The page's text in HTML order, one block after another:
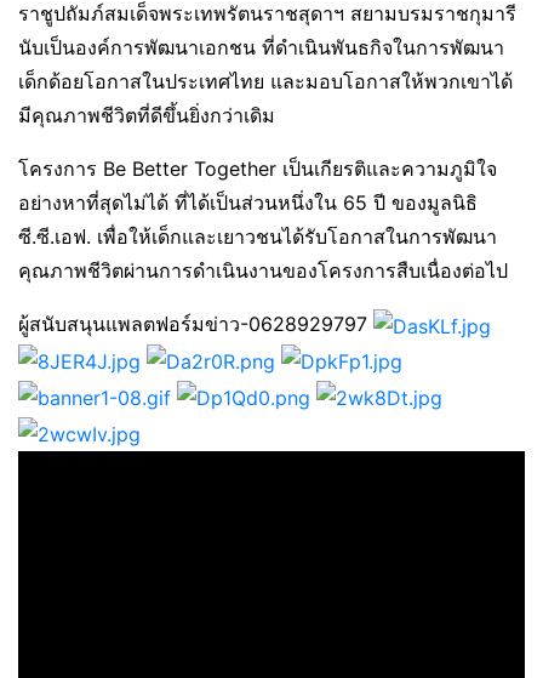
ราชูปถัมภ์สมเด็จพระเทพรัตนราชสุดาฯ สยามบรมราชกุมารี
นับเป็นองค์การพัฒนาเอกชน ที่ดำเนินพันธกิจในการพัฒนา
เด็กด้อยโอกาสในประเทศไทย และมอบโอกาสให้พวกเขาได้
มีคุณภาพชีวิตที่ดีขึ้นยิ่งกว่าเดิม
โครงการ Be Better Together เป็นเกียรติและความภูมิใจ
อย่างหาที่สุดไม่ได้ ที่ได้เป็นส่วนหนึ่งใน 65 ปี ของมูลนิธิ
ซี.ซี.เอฟ. เพื่อให้เด็กและเยาวชนได้รับโอกาสในการพัฒนา
คุณภาพชีวิตผ่านการดำเนินงานของโครงการสืบเนื่องต่อไป
ผู้สนับสนุนแพลตฟอร์มข่าว-0628929797